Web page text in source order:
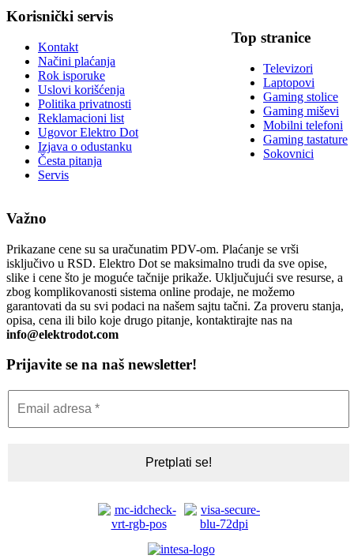
Korisnički servis
Kontakt
Načini plaćanja
Rok isporuke
Uslovi korišćenja
Politika privatnosti
Reklamacioni list
Ugovor Elektro Dot
Izjava o odustanku
Česta pitanja
Servis
Top stranice
Televizori
Laptopovi
Gaming stolice
Gaming miševi
Mobilni telefoni
Gaming tastature
Sokovnici
Važno
Prikazane cene su sa uračunatim PDV-om. Plaćanje se vrši
isključivo u RSD. Elektro Dot se maksimalno trudi da sve opise,
slike i cene što je moguće tačnije prikaže. Uključujući sve resurse, a
zbog komplikovanosti sistema online prodaje, ne možemo
garantovati da su svi podaci na našem sajtu tačni. Za proveru stanja,
opisa, cena ili bilo koje drugo pitanje, kontaktirajte nas na
info@elektrodot.com
Prijavite se na naš newsletter!